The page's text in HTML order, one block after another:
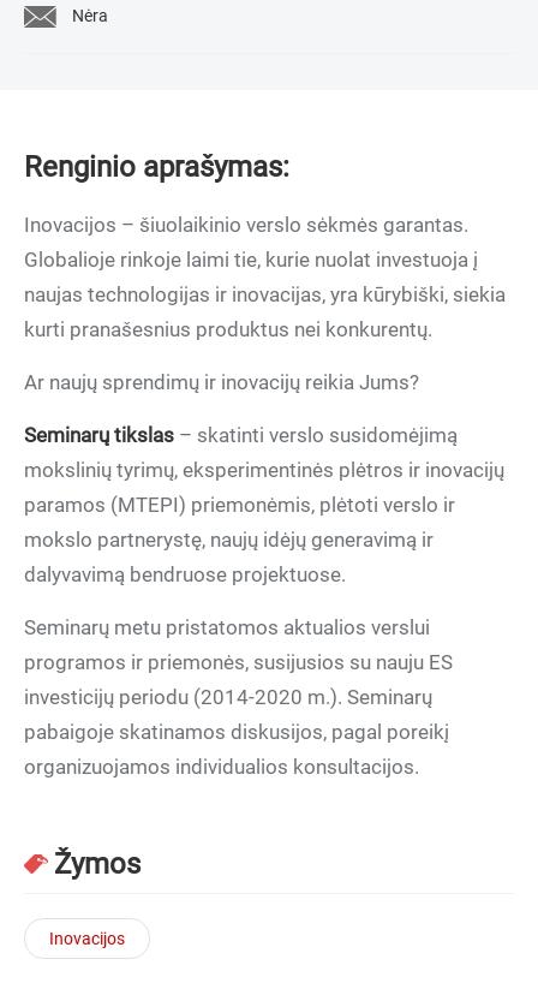
Nėra
Renginio aprašymas:
Inovacijos – šiuolaikinio verslo sėkmės garantas.
Globalioje rinkoje laimi tie, kurie nuolat investuoja į
naujas technologijas ir inovacijas, yra kūrybiški, siekia
kurti pranašesnius produktus nei konkurentų.
Ar naujų sprendimų ir inovacijų reikia Jums?
Seminarų tikslas – skatinti verslo susidomėjimą
mokslinių tyrimų, eksperimentinės plėtros ir inovacijų
paramos (MTEPI) priemonėmis, plėtoti verslo ir
mokslo partnerystę, naujų idėjų generavimą ir
dalyvavimą bendruose projektuose.
Seminarų metu pristatomos aktualios verslui
programos ir priemonės, susijusios su nauju ES
investicijų periodu (2014-2020 m.). Seminarų
pabaigoje skatinamos diskusijos, pagal poreikį
organizuojamos individualios konsultacijos.
Žymos
Inovacijos